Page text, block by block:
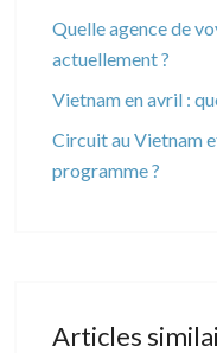
Quelle agence de
actuellement ?
Vietnam en avril :
Circuit au Vietnam
programme ?
Articles